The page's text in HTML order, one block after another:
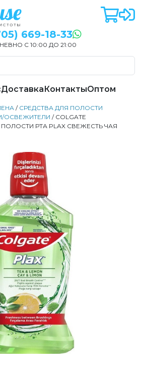
669-18-33
С 10:00 ДО 21:00
ДоставкаКонтактыОптом
/ СРЕДСТВА ДЛЯ ПОЛОСТИ
ОСВЕЖИТЕЛИ / COLGATE
РТА PLAX СВЕЖЕСТЬ ЧАЯ